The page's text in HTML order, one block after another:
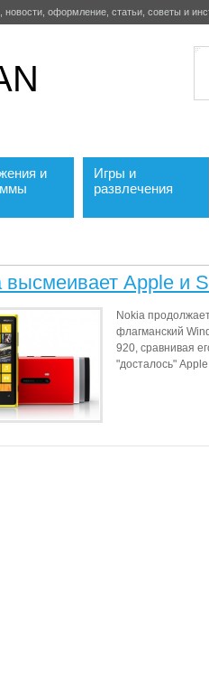
оформление, статьи, советы и
и
Игры и
развлечения
высмеивает Apple и
Nokia
флагманский
920, сравнивая
"досталось"